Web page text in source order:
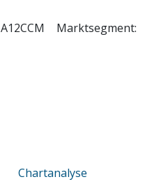
A12CCM
Marktsegment:
Chartanalyse